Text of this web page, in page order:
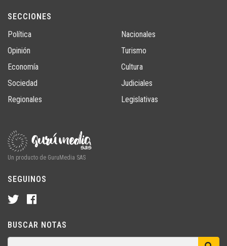
SECCIONES
Política
Opinión
Economía
Sociedad
Regionales
Nacionales
Turismo
Cultura
Judiciales
Legislativas
Un producto de GuruMedia SAS
SEGUINOS
BUSCAR NOTAS